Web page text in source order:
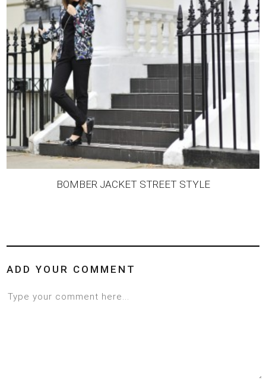
BOMBER JACKET STREET STYLE
ADD YOUR COMMENT